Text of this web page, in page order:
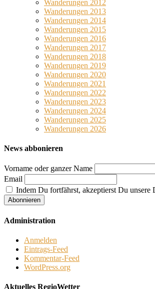
Wanderungen 2012
Wanderungen 2013
Wanderungen 2014
Wanderungen 2015
Wanderungen 2016
Wanderungen 2017
Wanderungen 2018
Wanderungen 2019
Wanderungen 2020
Wanderungen 2021
Wanderungen 2022
Wanderungen 2023
Wanderungen 2024
Wanderungen 2025
Wanderungen 2026
News abbonieren
Vorname oder ganzer Name
Email
Indem Du fortfährst, akzeptierst Du unsere
Administration
Anmelden
Eintrags-Feed
Kommentar-Feed
WordPress.org
Aktuelles RegioWetter